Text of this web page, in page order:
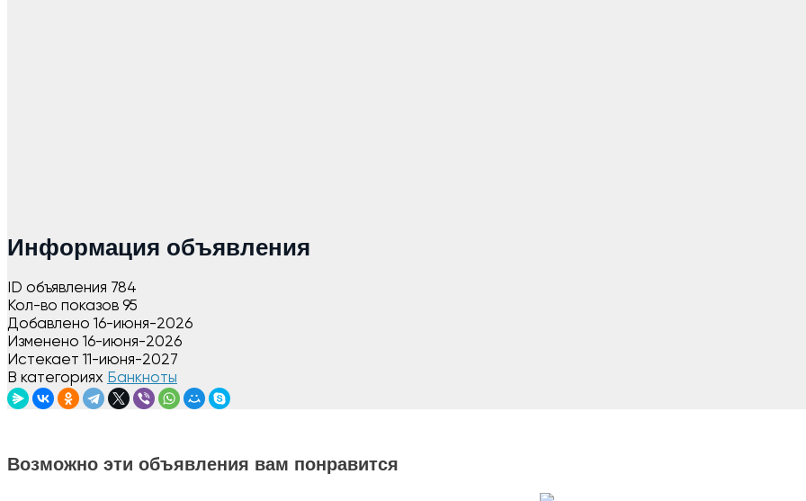
Информация объявления
ID объявления 784
Кол-во показов 95
Добавлено 16-июня-2026
Изменено 16-июня-2026
Истекает 11-июня-2027
В категориях Банкноты
Возможно эти объявления вам понравится